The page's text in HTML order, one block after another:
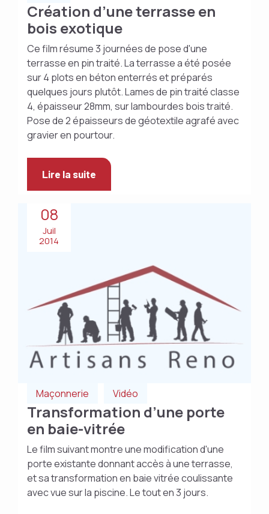
Création d’une terrasse en
bois exotique
Ce film résume 3 journées de pose d'une
terrasse en pin traité. La terrasse a été posée
sur 4 plots en béton enterrés et préparés
quelques jours plutôt. Lames de pin traité classe
4, épaisseur 28mm, sur lambourdes bois traité.
Pose de 2 épaisseurs de géotextile agrafé avec
gravier en pourtour.
Lire la suite
08
Juil
2014
Maçonnerie Vidéo
Transformation d’une porte
en baie-vitrée
Le film suivant montre une modification d'une
porte existante donnant accès à une terrasse,
et sa transformation en baie vitrée coulissante
avec vue sur la piscine. Le tout en 3 jours.